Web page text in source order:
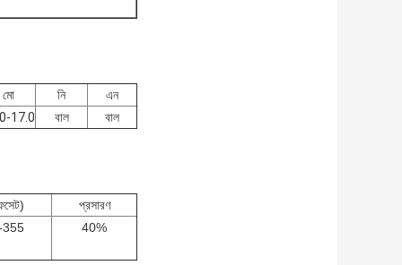
মো নি
এন
17.0
বাল বাল
প্রসারণ
355
40%